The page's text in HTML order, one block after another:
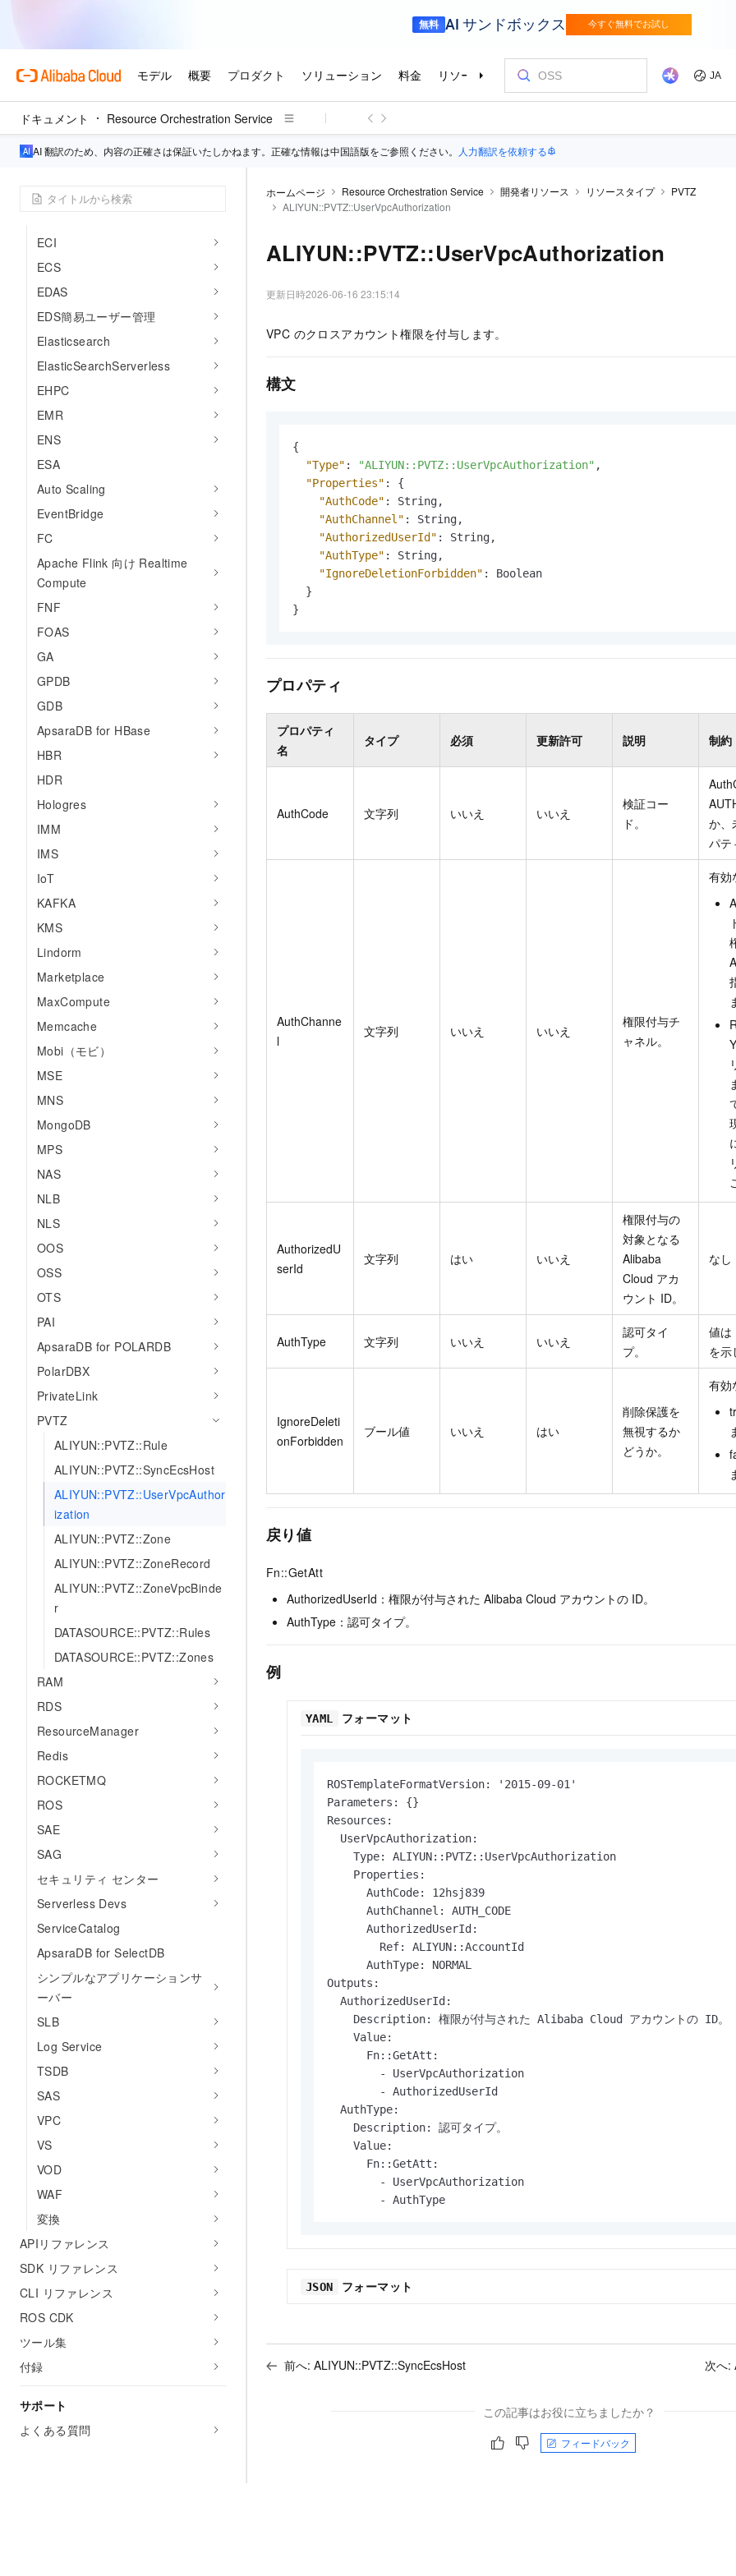
ドキュメント Resource Orchestration Service
AI 翻訳のため、内容の正確さは保証いたしかねます。正確な情報は中国語版をご参照ください。 人力翻訳を依頼する
DMS
DNS
DRDS
DTS
EBS
ECI
ECS
EDAS
EDS簡易ユーザー管理
Elasticsearch
ElasticSearchServerless
EHPC
EMR
ENS
ESA
Auto Scaling
EventBridge
FC
Apache Flink 向け Realtime
Compute
FNF
FOAS
GA
GPDB
GDB
ApsaraDB for HBase
HBR
HDR
Hologres
IMM
IMS
IoT
KAFKA
KMS
Lindorm
Marketplace
MaxCompute
Memcache
Mobi（モビ）
MSE
MNS
MongoDB
MPS
NAS
NLB
NLS
OOS
OSS
OTS
PAI
ApsaraDB for POLARDB
PolarDBX
PrivateLink
PVTZ
ALIYUN::PVTZ::Rule
ALIYUN::PVTZ::SyncEcsHost
ALIYUN::PVTZ::UserVpcAuthor
ization
ALIYUN::PVTZ::Zone
ALIYUN::PVTZ::ZoneRecord
ALIYUN::PVTZ::ZoneVpcBinde
r
DATASOURCE::PVTZ::Rules
DATASOURCE::PVTZ::Zones
RAM
RDS
ResourceManager
Redis
ROCKETMQ
ROS
SAE
SAG
セキュリティ センター
Serverless Devs
ServiceCatalog
ApsaraDB for SelectDB
シンプルなアプリケーションサ
ーバー
SLB
Log Service
TSDB
SAS
VPC
VS
VOD
WAF
変換
APIリファレンス
SDK リファレンス
CLI リファレンス
ROS CDK
ツール集
付録
サポート
よくある質問
ホームページ Resource Orchestration Service 開発者リソース リソースタイプ
PVTZ
ALIYUN::PVTZ::UserVpcAuthorization
ALIYUN::PVTZ::UserVpcAuthorization
更新日時2026-06-16 23:15:14
VPC のクロスアカウント権限を付与します。
構文
{
"Type" : "ALIYUN::PVTZ::UserVpcAuthorization" ,
"Properties" :
{
"AuthCode" : String,
"AuthChannel" : String,
"AuthorizedUserId" : String,
"AuthType" : String,
"IgnoreDeletionForbidden" :
Boolean
}
}
プロパティ
プロパティ
名
タイプ 必須 更新許可 説明 制約
AuthCode 文字列 いいえ いいえ
検証コー
ド。
か、
パテ
AuthChanne
l
文字列 いいえ いいえ
権限付与チ
ャネル。
有効
AuthorizedU
serId
文字列 はい いいえ
権限付与の
対象となる
Alibaba
Cloud アカ
ウント ID。
なし
AuthType 文字列 いいえ いいえ
認可タイ
プ。
値は
を示
IgnoreDeleti
onForbidden
ブール値 いいえ はい
削除保護を
無視するか
どうか。
有効
戻り値
Fn::GetAtt
AuthorizedUserId：権限が付与された Alibaba Cloud アカウントの ID。
AuthType：認可タイプ。
例
YAML フォーマット
ROSTemplateFormatVersion: '2015-09-01'
Parameters: {}
Resources:
  UserVpcAuthorization:
    Type: ALIYUN::PVTZ::UserVpcAuthorization
    Properties:
      AuthCode: 12hsj839
      AuthChannel: AUTH_CODE
      AuthorizedUserId:
        Ref: ALIYUN::AccountId
      AuthType: NORMAL
Outputs:
  AuthorizedUserId:
    Description: 権限が付与された Alibaba Cloud アカウントの ID。
    Value:
      Fn::GetAtt:
        - UserVpcAuthorization
        - AuthorizedUserId
  AuthType:
    Description: 認可タイプ。
    Value:
      Fn::GetAtt:
        - UserVpcAuthorization
        - AuthType
JSON フォーマット
前へ: ALIYUN::PVTZ::SyncEcsHost 次へ:
この記事はお役に立ちましたか？
フィードバック